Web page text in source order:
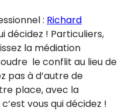
: Richard
décidez ! Particuliers,
la médiation
le conflit au lieu de
pas à d’autre de
place, avec la
vous qui décidez !